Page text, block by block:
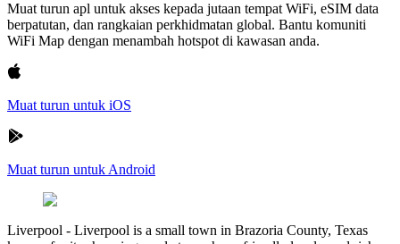
Muat turun apl untuk akses kepada jutaan tempat WiFi, eSIM data
berpatutan, dan rangkaian perkhidmatan global. Bantu komuniti
WiFi Map dengan menambah hotspot di kawasan anda.
Muat turun untuk iOS
Muat turun untuk Android
Liverpool - Liverpool is a small town in Brazoria County, Texas